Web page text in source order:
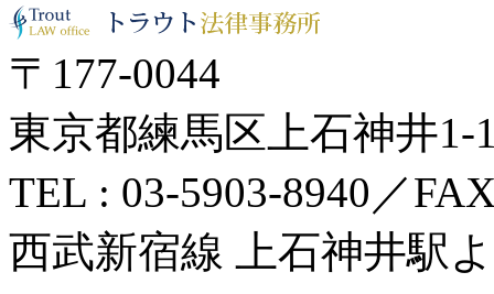
〒177-0044
東京都練馬区上石神井1-
TEL : 03-5903-8940／
西武新宿線 上石神井駅